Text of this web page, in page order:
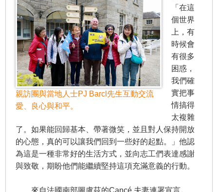
親訪團與當地人士PJ Barcl先生互動交流
愛、良心與和平。
「在這
個世界
上，有
時候會
有很多
困惑，
我們確
實把事
情搞得
太複雜
了。如果能回歸基本、帶著微笑，並且對人保持開放
的心態，真的可以讓我們回到一些好的起點。」他認
為這是一種非常好的生活方式，並向志工們表達感謝
與致敬，期盼他們能繼續堅持這項充滿意義的行動。
來自法國南部圖盧茲的Cancé 夫妻連署宣言。